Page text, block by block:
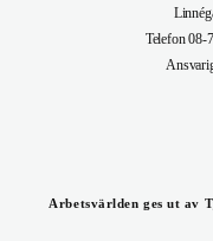
Telefon 08-
Arbetsvärlden ges ut av